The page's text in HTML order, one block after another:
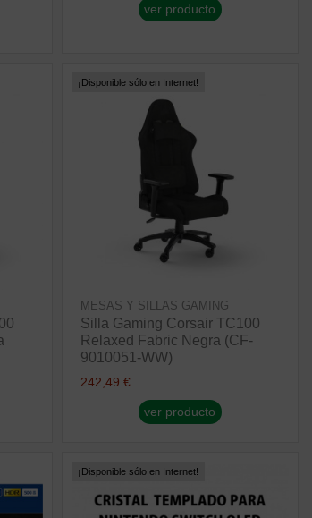
ver producto
¡Disponible sólo en Internet!
MESAS Y SILLAS GAMING
Silla Gaming Corsair TC100
Relaxed Fabric Negra (CF-
9010051-WW)
242,49 €
ver producto
¡Disponible sólo en Internet!